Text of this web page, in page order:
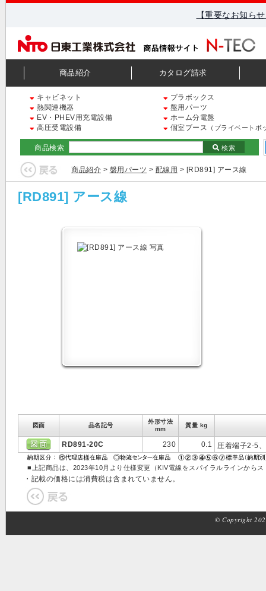
【重要なお知ら
商品紹介 カタログ請求
キャビネット
プラボックス
熱関連機器
盤用パーツ
EV・PHEV用充電設備
ホーム分電盤
高圧受電設備
個室ブース （プライベートボ
商品検索 検索
商品紹介 > 盤用パーツ > 配線用 > [RD891] アース線
[RD891] アース線
図面 品名記号
外形寸法
mm
質量 kg
RD891-20C 230 0.1 圧着端子2-5
■上記商品は、2023年10月より仕様変更（KIV電線をスパイラルラインから
・記載の価格には消費税は含まれていません。
© Copyright